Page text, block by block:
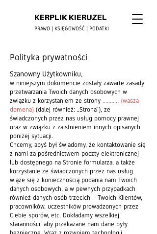
KERPLIK KIERUZEL
PRAWO | KSIĘGOWOŚĆ | PODATKI
Polityka prywatności
Szanowny Użytkowniku,
w niniejszym dokumencie zostały zawarte zasady
przetwarzania Twoich danych osobowych w
związku z korzystaniem ze strony ........... {wasza
domena} (dalej również: „Strona”), ze
świadczonych przez nas usług pomocy prawnej
oraz w związku z zaistnieniem innych opisanych
poniżej sytuacji.
Chcemy, abyś był świadomy, że kontaktowanie się
z nami za pośrednictwem poczty elektronicznej
lub dostępnego na Stronie formularza, a także
korzystanie ze świadczonych przez nas usług
wiąże się z koniecznością podania nam Twoich
danych osobowych, a w pewnych przypadkach
również danych osób trzecich – Twoich Klientów,
pracowników, uczestników prowadzonych przez
Ciebie sporów, etc. Dokładamy wszelkiej
staranności, aby przekazane nam dane były